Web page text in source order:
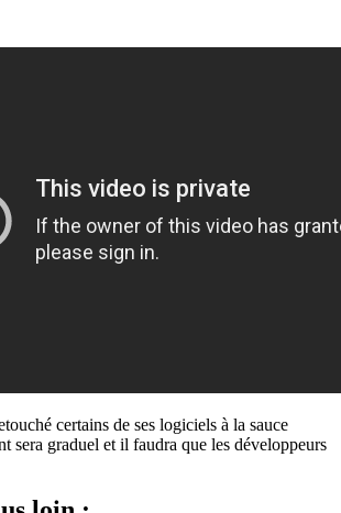
certains de ses logiciels à la sauce
sera graduel et il faudra que les développeurs